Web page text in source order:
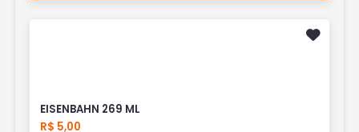
EISENBAHN 269 ML
R$ 5,00